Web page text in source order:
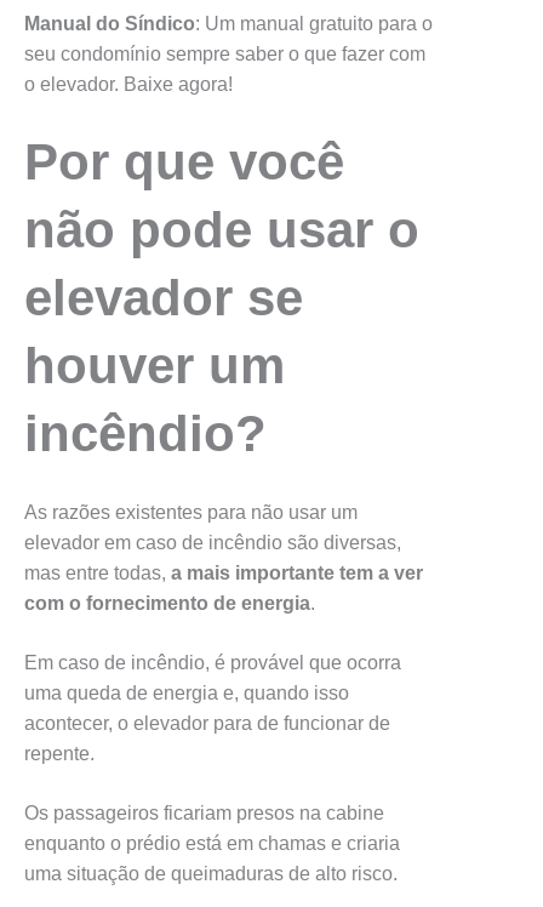
Manual do Síndico: Um manual gratuito para o
seu condomínio sempre saber o que fazer com
o elevador. Baixe agora!
Por que você
não pode usar o
elevador se
houver um
incêndio?
As razões existentes para não usar um
elevador em caso de incêndio são diversas,
mas entre todas, a mais importante tem a ver
com o fornecimento de energia.
Em caso de incêndio, é provável que ocorra
uma queda de energia e, quando isso
acontecer, o elevador para de funcionar de
repente.
Os passageiros ficariam presos na cabine
enquanto o prédio está em chamas e criaria
uma situação de queimaduras de alto risco.